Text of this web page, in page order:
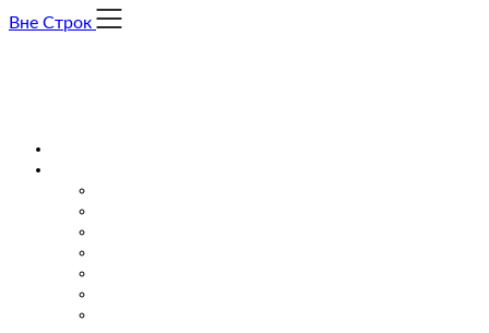
Skip
Вне Строк